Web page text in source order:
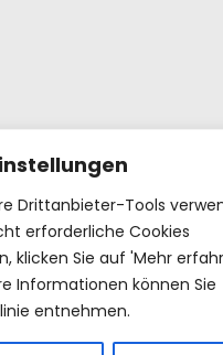
Drittanbieter-Tools
erforderliche Cookies
klicken Sie auf 'Mehr
Informationen können Sie
entnehmen.